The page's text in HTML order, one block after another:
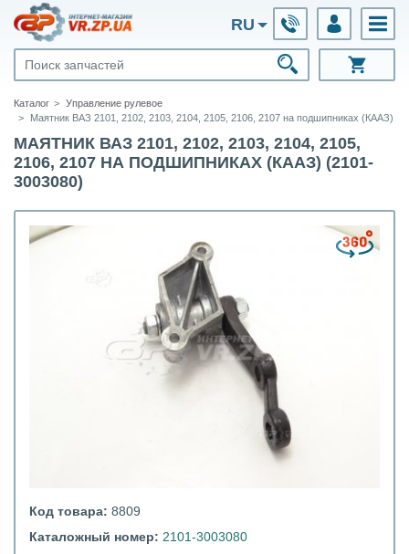
RU
Каталог
Управление рулевое
Маятник ВАЗ 2101, 2102, 2103, 2104, 2105, 2106, 2107 на подшипниках (КААЗ)
МАЯТНИК ВАЗ 2101, 2102, 2103, 2104, 2105,
2106, 2107 НА ПОДШИПНИКАХ (КААЗ) (2101-
3003080)
Код товара: 8809
Каталожный номер: 2101-3003080